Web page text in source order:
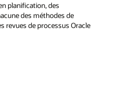
planification, des
des méthodes de
revues de processus Oracle